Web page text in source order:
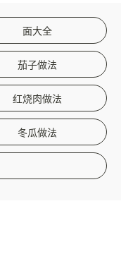
面大全
茄子做法
红烧肉做法
冬瓜做法